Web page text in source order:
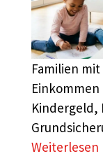
Familien
Einkommen
Kindergeld,